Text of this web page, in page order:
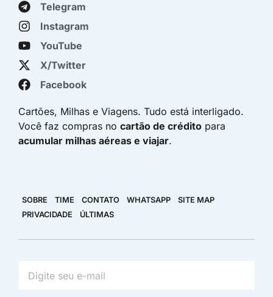
Telegram
Instagram
YouTube
X/Twitter
Facebook
Cartões, Milhas e Viagens. Tudo está interligado.
Você faz compras no cartão de crédito para
acumular milhas aéreas e viajar.
SOBRE TIME CONTATO WHATSAPP
SITE MAP
PRIVACIDADE
ÚLTIMAS